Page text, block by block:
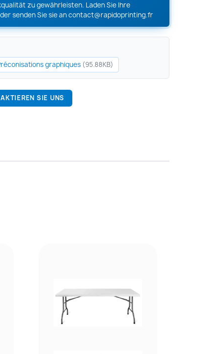
zu gewährleisten. Laden Sie Ihre
senden Sie sie ancontact@rapidoprinting.fr
graphiques (95.88KB)
SIE UNS